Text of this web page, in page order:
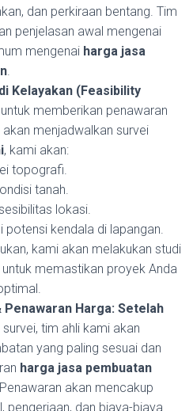
dan perkiraan bentang. Tim
penjelasan awal mengenai
mengenai harga jasa
.
Kelayakan (Feasibility
untuk memberikan penawaran
menjadwalkan survei
, kami akan:
topografi.
tanah.
lokasi.
potensi kendala di lapangan.
kami akan melakukan studi
memastikan proyek Anda
Penawaran Harga: Setelah
tim ahli kami akan
yang paling sesuai dan
harga jasa pembuatan
akan mencakup
pengerjaan, dan biaya-biaya